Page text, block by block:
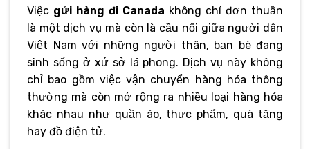
Việc gửi hàng đi Canada không chỉ đơn thuần
là một dịch vụ mà còn là cầu nối giữa người dân
Việt Nam với những người thân, bạn bè đang
sinh sống ở xứ sở lá phong. Dịch vụ này không
chỉ bao gồm việc vận chuyển hàng hóa thông
thường mà còn mở rộng ra nhiều loại hàng hóa
khác nhau như quần áo, thực phẩm, quà tặng
hay đồ điện tử.